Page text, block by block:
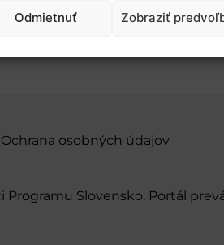
Odmietnuť Zobraziť
Ochrana osobných údajov
Programu Slovensko. Portál